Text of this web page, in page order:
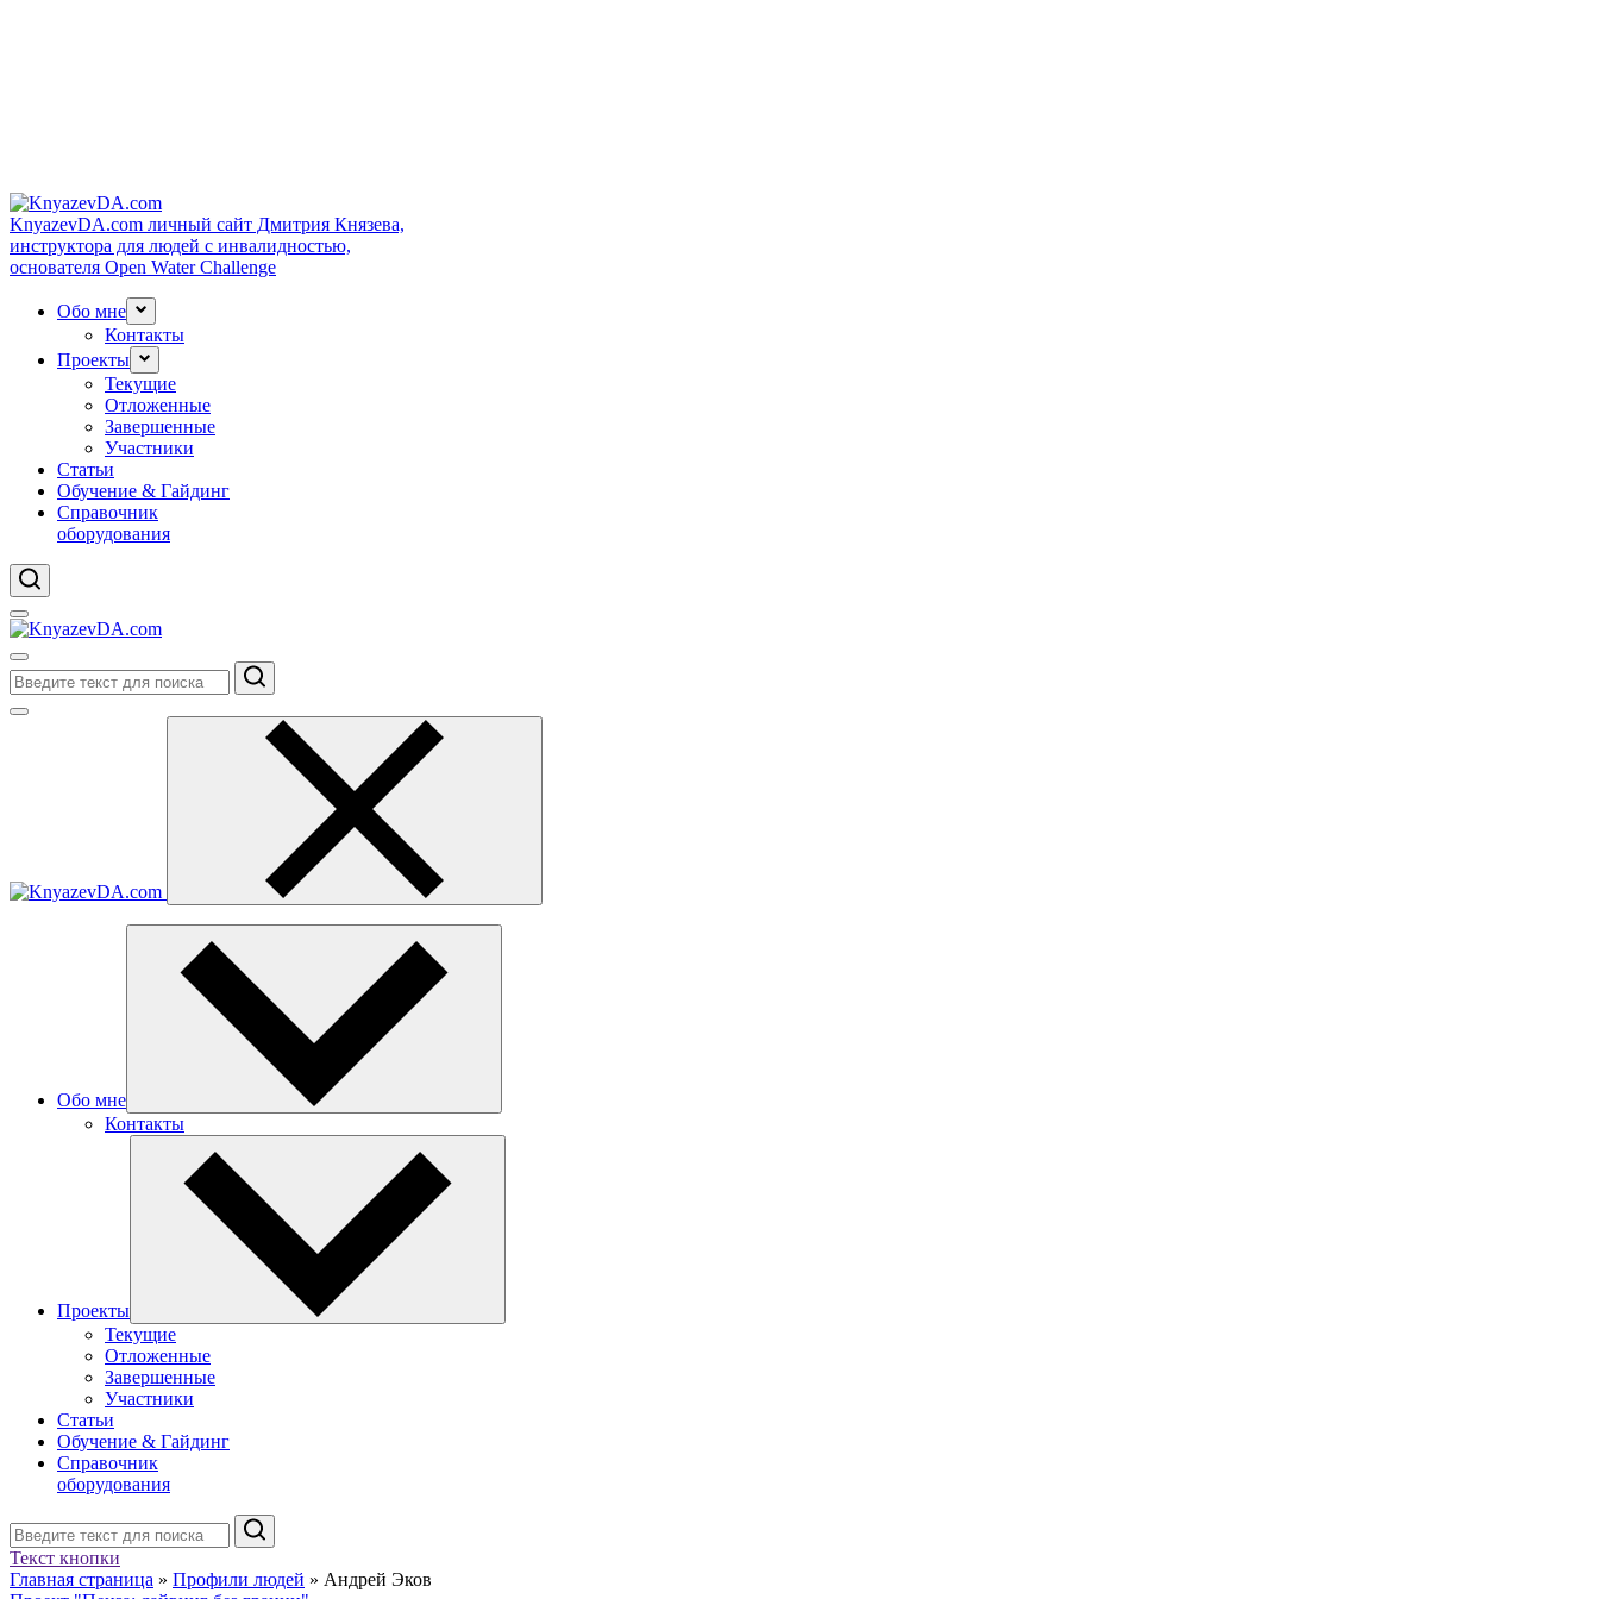
KnyazevDA.com личный сайт Дмитрия Князева,
инструктора для людей с инвалидностью,
основателя Open Water Challenge
Обо мне
Контакты
Проекты
Текущие
Отложенные
Завершенные
Участники
Статьи
Обучение & Гайдинг
Справочник
оборудования
Поиск
Обо мне
Контакты
Проекты
Текущие
Отложенные
Завершенные
Участники
Статьи
Обучение & Гайдинг
Справочник
оборудования
Поиск
Текст кнопки
Главная страница » Профили людей » Андрей Эков